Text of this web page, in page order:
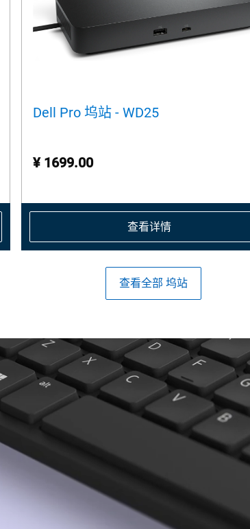
Dell Pro 坞站 - WD25
¥ 1699.00
查看详情
查看全部 坞站